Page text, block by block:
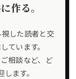
作る。
した読者と交
ています。
相談など、ど
ます。